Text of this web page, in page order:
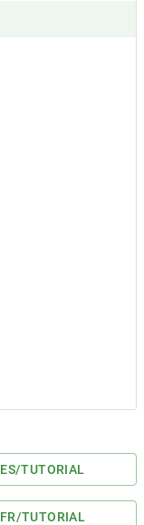
ES/TUTORIAL
FR/TUTORIAL